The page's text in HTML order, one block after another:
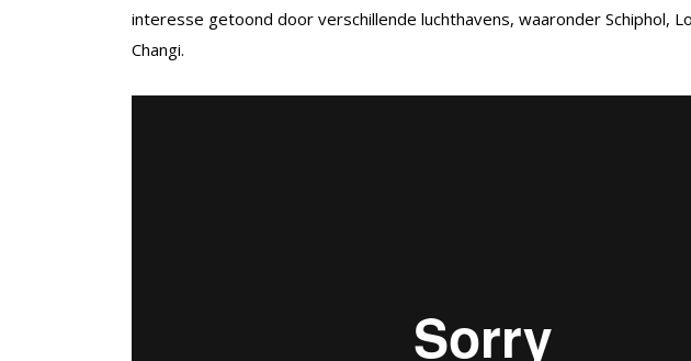
interesse getoond door verschillende luchthavens, waaronder Schiphol,
Changi.